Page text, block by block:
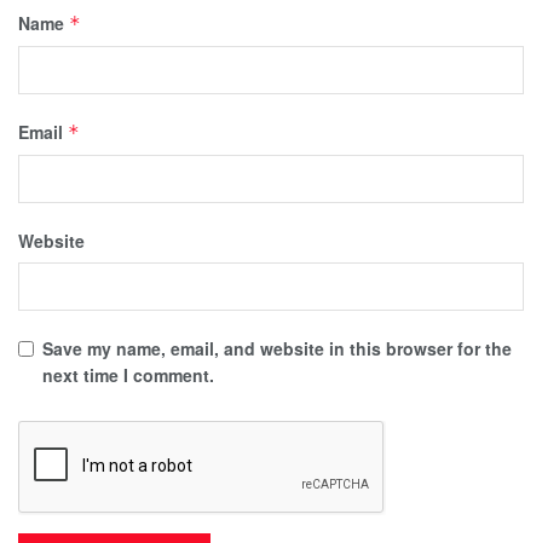
Name *
Email *
Website
Save my name, email, and website in this browser for the
next time I comment.